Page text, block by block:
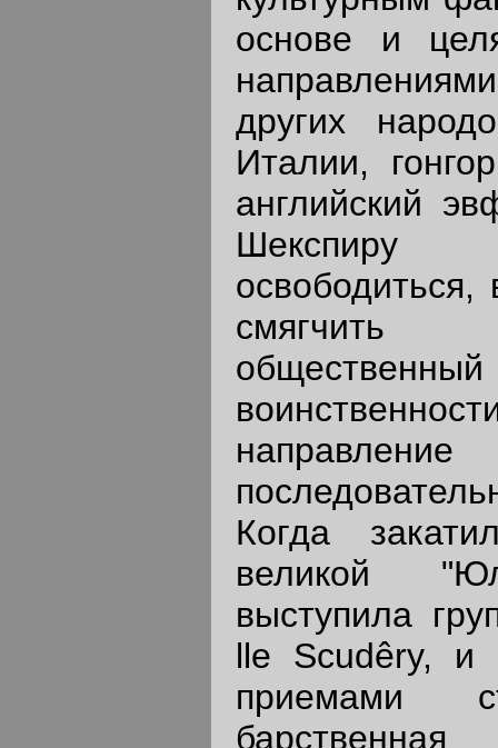
основе и
других
Италии,
английский
Шекспиру
смягчить
Когда
великой
выступила
lle Scudêry,
приемами